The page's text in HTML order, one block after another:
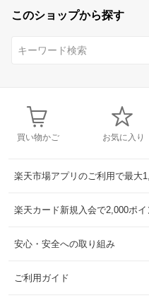
このショップから探す
買い物かご お気に入り
楽天市場アプリのご利用で最大
楽天カード新規入会で2,000ポイ
安心・安全への取り組み
ご利用ガイド